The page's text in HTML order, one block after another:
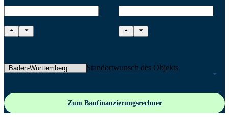
Standortwunsch des Objekts
Zum Baufinanzierungsrechner